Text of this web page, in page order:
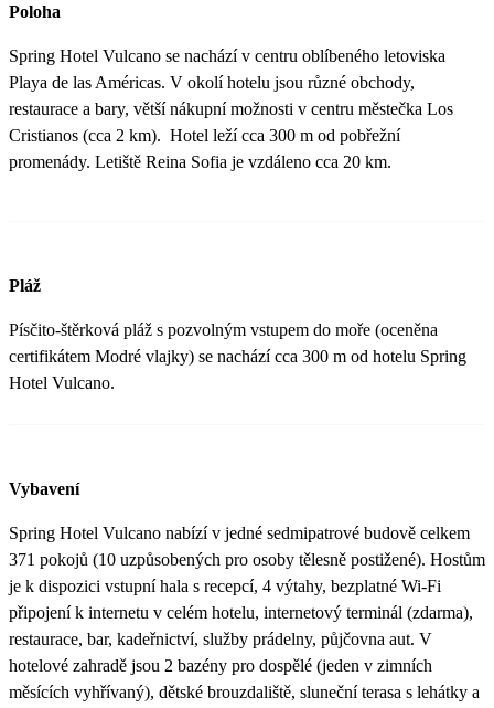
Poloha
Spring Hotel Vulcano se nachází v centru oblíbeného letoviska
Playa de las Américas. V okolí hotelu jsou různé obchody,
restaurace a bary, větší nákupní možnosti v centru městečka Los
Cristianos (cca 2 km). Hotel leží cca 300 m od pobřežní
promenády. Letiště Reina Sofia je vzdáleno cca 20 km.
Pláž
Písčito-štěrková pláž s pozvolným vstupem do moře (oceněna
certifikátem Modré vlajky) se nachází cca 300 m od hotelu Spring
Hotel Vulcano.
Vybavení
Spring Hotel Vulcano nabízí v jedné sedmipatrové budově celkem
371 pokojů (10 uzpůsobených pro osoby tělesně postižené). Hostům
je k dispozici vstupní hala s recepcí, 4 výtahy, bezplatné Wi-Fi
připojení k internetu v celém hotelu, internetový terminál (zdarma),
restaurace, bar, kadeřnictví, služby prádelny, půjčovna aut. V
hotelové zahradě jsou 2 bazény pro dospělé (jeden v zimních
měsících vyhřívaný), dětské brouzdaliště, sluneční terasa s lehátky a